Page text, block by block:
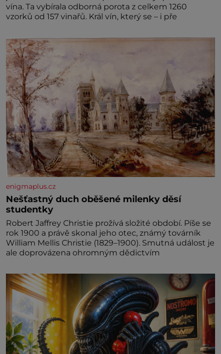
vína. Ta vybírala odborná porota z celkem 1260
vzorků od 157 vinařů. Král vín, který se – i pře
enigmaplus.cz
Nešťastný duch oběšené milenky děsí
studentky
Robert Jaffrey Christie prožívá složité období. Píše se
rok 1900 a právě skonal jeho otec, známý továrník
William Mellis Christie (1829–1900). Smutná událost je
ale doprovázena ohromným dědictvím